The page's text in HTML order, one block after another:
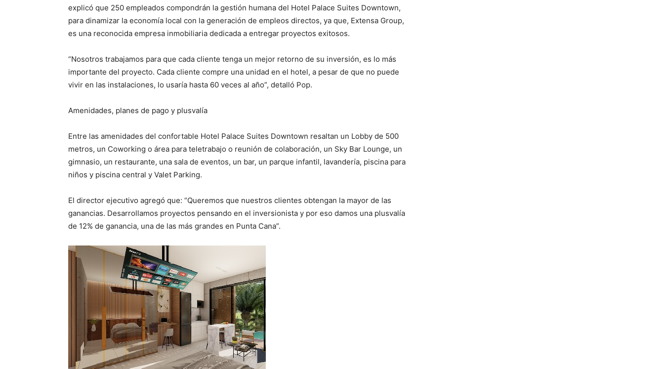
explicó que 250 empleados compondrán la gestión humana del Hotel Palace Suites Downtown,
para dinamizar la economía local con la generación de empleos directos, ya que, Extensa Group,
es una reconocida empresa inmobiliaria dedicada a entregar proyectos exitosos.
“Nosotros trabajamos para que cada cliente tenga un mejor retorno de su inversión, es lo más
importante del proyecto. Cada cliente compre una unidad en el hotel, a pesar de que no puede
vivir en las instalaciones, lo usaría hasta 60 veces al año”, detalló Pop.
Amenidades, planes de pago y plusvalía
Entre las amenidades del confortable Hotel Palace Suites Downtown resaltan un Lobby de 500
metros, un Coworking o área para teletrabajo o reunión de colaboración, un Sky Bar Lounge, un
gimnasio, un restaurante, una sala de eventos, un bar, un parque infantil, lavandería, piscina para
niños y piscina central y Valet Parking.
El director ejecutivo agregó que: “Queremos que nuestros clientes obtengan la mayor de las
ganancias. Desarrollamos proyectos pensando en el inversionista y por eso damos una plusvalía
de 12% de ganancia, una de las más grandes en Punta Cana”.